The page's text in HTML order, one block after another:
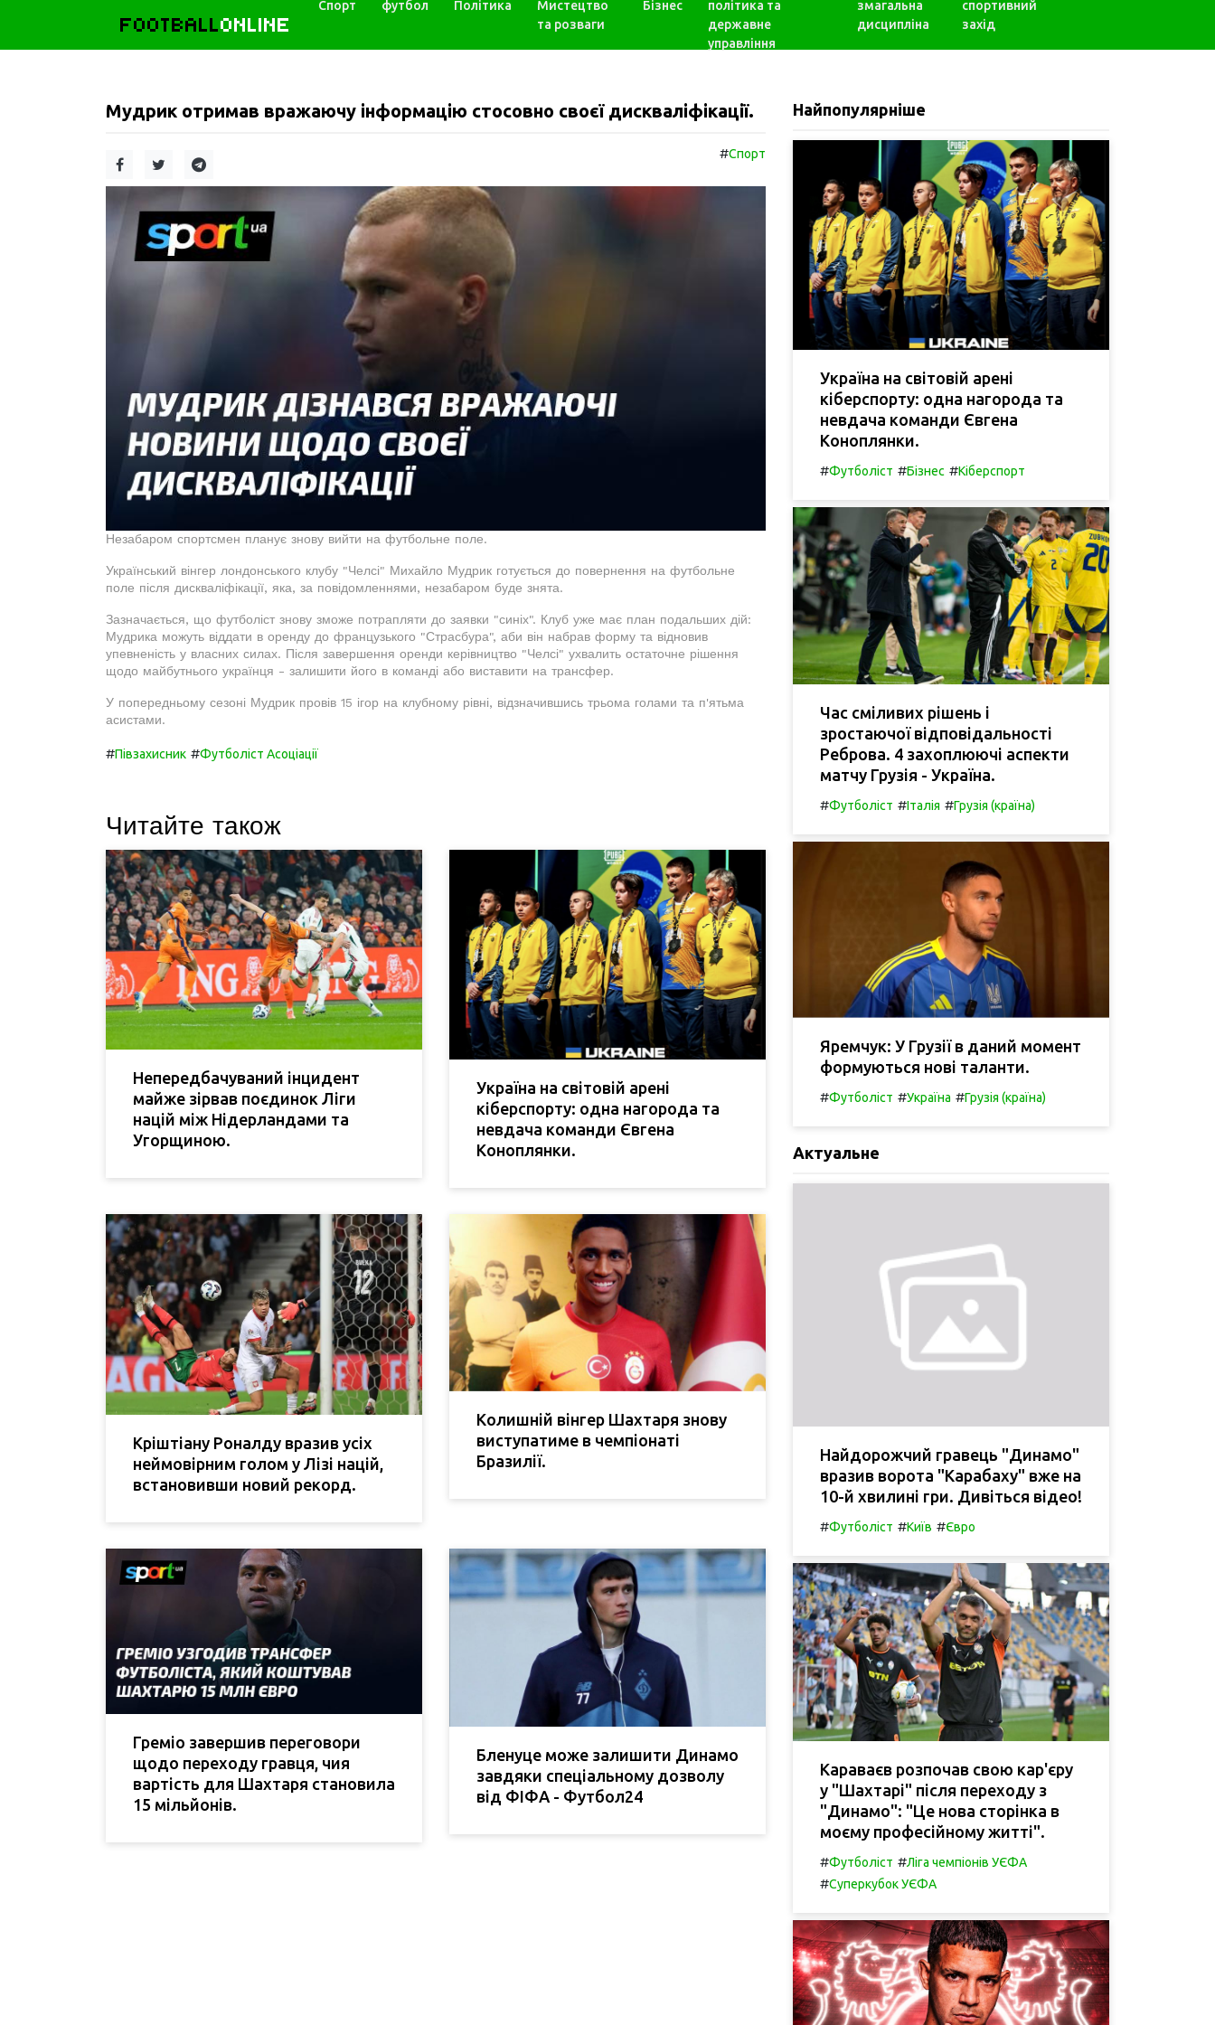
FOOTBALLONLINE
Спорт футбол Політика
Мистецтво
та розваги
Бізнес
політика та
державне
управління
змагальна
дисципліна
спортивний
захід
Мудрик отримав вражаючу інформацію стосовно своєї дискваліфікації.
#Спорт
Незабаром спортсмен планує знову вийти на футбольне поле.
Український вінгер лондонського клубу "Челсі" Михайло Мудрик готується до повернення на футбольне
поле після дискваліфікації, яка, за повідомленнями, незабаром буде знята.
Зазначається, що футболіст знову зможе потрапляти до заявки "синіх". Клуб уже має план подальших дій:
Мудрика можуть віддати в оренду до французького "Страсбура", аби він набрав форму та відновив
упевненість у власних силах. Після завершення оренди керівництво "Челсі" ухвалить остаточне рішення
щодо майбутнього українця - залишити його в команді або виставити на трансфер.
У попередньому сезоні Мудрик провів 15 ігор на клубному рівні, відзначившись трьома голами та п'ятьма
асистами.
#Півзахисник #Футболіст Асоціації
Читайте також
Непередбачуваний інцидент
майже зірвав поєдинок Ліги
націй між Нідерландами та
Угорщиною.
Україна на світовій арені
кіберспорту: одна нагорода та
невдача команди Євгена
Коноплянки.
Кріштіану Роналду вразив усіх
неймовірним голом у Лізі націй,
встановивши новий рекорд.
Колишній вінгер Шахтаря знову
виступатиме в чемпіонаті
Бразилії.
Греміо завершив переговори
щодо переходу гравця, чия
вартість для Шахтаря становила
15 мільйонів.
Бленуце може залишити Динамо
завдяки спеціальному дозволу
від ФІФА - Футбол24
Найпопулярніше
Україна на світовій арені
кіберспорту: одна нагорода та
невдача команди Євгена
Коноплянки.
#Футболіст #Бізнес #Кіберспорт
Час сміливих рішень і
зростаючої відповідальності
Реброва. 4 захоплюючі аспекти
матчу Грузія - Україна.
#Футболіст #Італія #Грузія (країна)
Яремчук: У Грузії в даний момент
формуються нові таланти.
#Футболіст #Україна #Грузія (країна)
Актуальне
Найдорожчий гравець "Динамо"
вразив ворота "Карабаху" вже на
10-й хвилині гри. Дивіться відео!
#Футболіст #Київ #Євро
Караваєв розпочав свою кар'єру
у "Шахтарі" після переходу з
"Динамо": "Це нова сторінка в
моєму професійному житті".
#Футболіст #Ліга чемпіонів УЄФА
#Суперкубок УЄФА